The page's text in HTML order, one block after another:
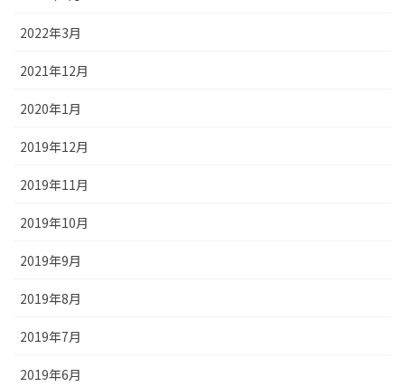
2022年3月
2021年12月
2020年1月
2019年12月
2019年11月
2019年10月
2019年9月
2019年8月
2019年7月
2019年6月